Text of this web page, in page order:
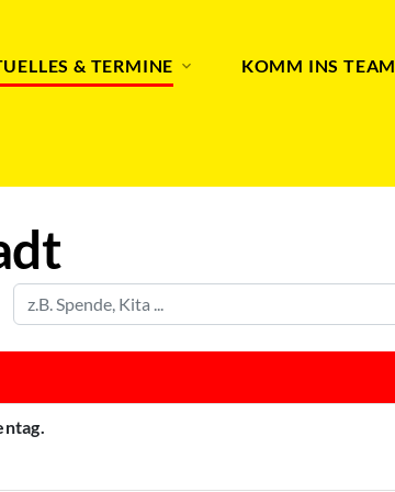
& TERMINE KOMM INS TEAM